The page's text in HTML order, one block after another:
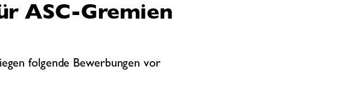
ASC-Gremien
folgende Bewerbungen vor